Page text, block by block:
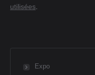
utilisées
Expo